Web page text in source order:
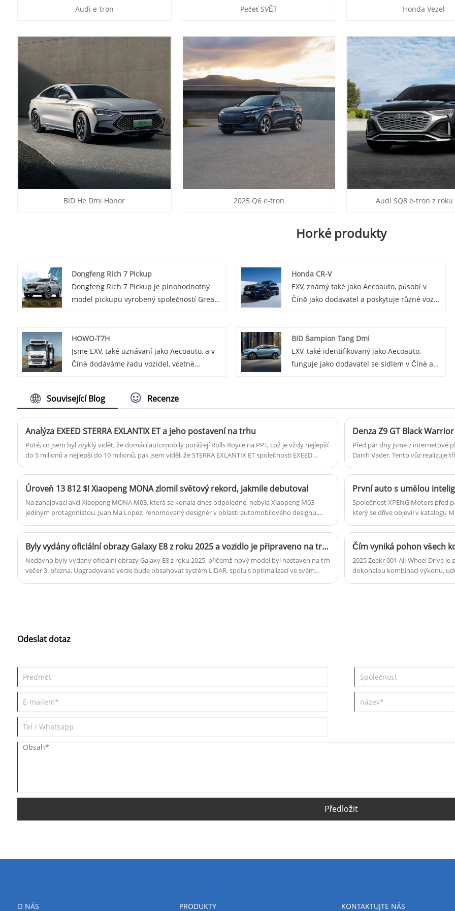
Audi e-tron Pečeť SVĚT Honda Vezel
BID He Dmi Honor 2025 Q6 e-tron Audi SQ8 e-tron z roku
Horké produkty
Dongfeng Rich 7 Pickup
Dongfeng Rich 7 Pickup je plnohodnotný
model pickupu vyrobený společností Great
luxusnější konfiguraci interiéru, vhodný pro
obchodní i osobní použití.
Honda CR-V
EXV, známý také jako Aecoauto, působí v
Číně jako dodavatel a poskytuje různé vozy,
známý pro svou praktičnost, prostorný
interiér a pohodlnou jízdu. Je to jeden z
celosvětově nejprodávanějších modelů
HOWO-T7H
Jsme EXV, také uznávaní jako Aecoauto, a v
Číně dodáváme řadu vozidel, včetně
vozidel v rámci China National Heavy Duty
Truck (CNHTC), který se zaměřuje na výkon a
jízdní komfort, vhodný pro přepravu na
dlouhé vzdálenosti.
BID Šampion Tang Dmi
EXV, také identifikovaný jako Aecoauto,
funguje jako dodavatel se sídlem v Číně a
Auto se sportovnějším designem a
výkonnostními charakteristikami.
Související Blog Recenze
Analýza EXEED STERRA EXLANTIX ET a jeho postavení na trhu
Poté, co jsem byl zvyklý vidět, že domácí automobily porážejí Rolls Royce na PPT, což je vždy nejlepší
do 5 milionů a nejlepší do 10 milionů, pak jsem viděl, že STERRA EXLANTIX ET společnosti EXEED
elektrické SUV do 500 000“, mám pocit, že tato společnost je tak upřímná a tak zdrženlivá Společnost
je tak upřímná, tak zdrženlivá, tak zdvořilá.
Denza Z9 GT Black
Před pár dny jsme z internetové
Darth Vader. Tento vůz realizuje
brzy uspořádá technickou
Úroveň 13 812 $! Xiaopeng MONA zlomil světový rekord, jakmile debutoval
Na zahajovací akci Xiaopeng MONA M03, která se konala dnes odpoledne, nebyla Xiaopeng M03
jediným protagonistou. Juan Ma Lopez, renomovaný designér v oblasti automobilového designu,
Společnost XPENG Motors před
který se dříve objevil v katalogu
generace hardwarové platformy
metry, který bude oficiálně
Byly vydány oficiální obrazy Galaxy E8 z roku 2025 a vozidlo je připraveno na trh 3. března, přičemž Xingyao 8 debutuje současně.
Nedávno byly vydány oficiální obrazy Galaxy E8 z roku 2025, přičemž nový model byl nastaven na trh
večer 3. března. Upgradovaná verze bude obsahovat systém LiDAR, spolu s optimalizací ve svém
Čím vyniká pohon všech
2025 Zeekr 001 All-Wheel Drive
dokonalou kombinaci výkonu,
Odeslat dotaz
Předložit
O NÁS PRODUKTY KONTAKTUJTE NÁS